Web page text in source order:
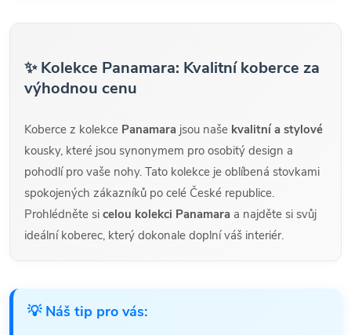
✨ Kolekce Panamara: Kvalitní koberce za
výhodnou cenu
Koberce z kolekce Panamara jsou naše kvalitní a stylové
kousky, které jsou synonymem pro osobitý design a
pohodlí pro vaše nohy. Tato kolekce je oblíbená stovkami
spokojených zákazníků po celé České republice.
Prohlédněte si celou kolekci Panamara a najděte si svůj
ideální koberec, který dokonale doplní váš interiér.
💡 Náš tip pro vás: